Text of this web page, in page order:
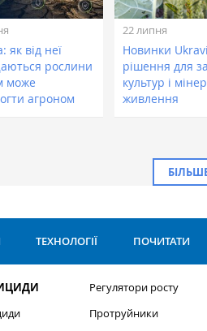
як від неї
рослини
може
агроном
22 липня
Новинки
рішення для
культур і
живлення
ТЕХНОЛОГІЇ ПОЧИТАТИ
Регулятори росту
Протруйники